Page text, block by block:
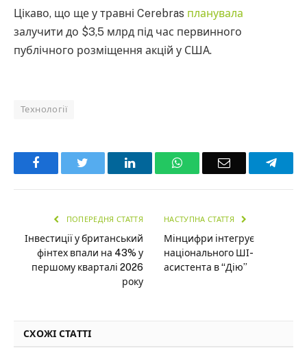
Цікаво, що ще у травні Cerebras планувала
залучити до $3,5 млрд під час первинного
публічного розміщення акцій у США.
Технології
Facebook LinkedInWhatsAppEmail
ПОПЕРЕДНЯ СТАТТЯ
Інвестиції у британський
фінтех впали на 43% у
першому кварталі 2026
року
НАСТУПНА СТАТТЯ
Мінцифри інтегрує
національного ШІ-
асистента в “Дію”
СХОЖІ СТАТТІ